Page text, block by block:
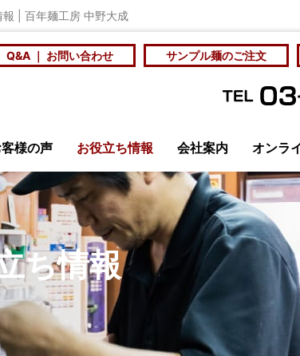
| 百年麺工房 中野大成
Q&A ｜ お問い合わせ サンプル麺のご注文
カタログをダウン
社員食堂や学食の
オリジナルラーメン
様の声 お役立ち情報
ース
メディア掲載
開発研究会
大成麺市場・工場直売
会社案内
安全・衛生管理と社員教育
オンラ
百年麺工房 Yahoo!ショッ
ち情報